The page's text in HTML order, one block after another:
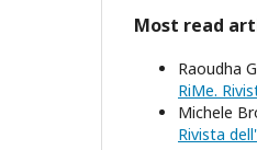
Most read
Raoudha
RiMe.
Michele
Rivista